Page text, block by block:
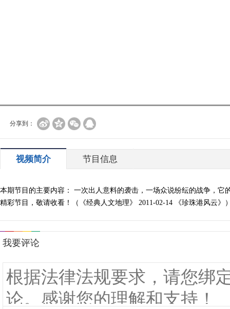
分享到：
视频简介 节目信息
本期节目的主要内容： 一次出人意料的袭击，一场众说纷纭的战争，
精彩节目，敬请收看！（《经典人文地理》 2011-02-14 《珍珠港风云》